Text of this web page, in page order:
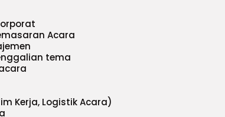
Acara
tema
Kerja, Logistik Acara)